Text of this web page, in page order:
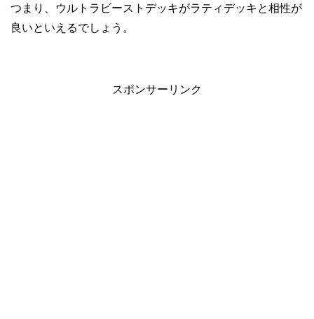
つまり、ウルトラビーストデッキがラティデッキと相性が
良いといえるでしょう。
スポンサーリンク